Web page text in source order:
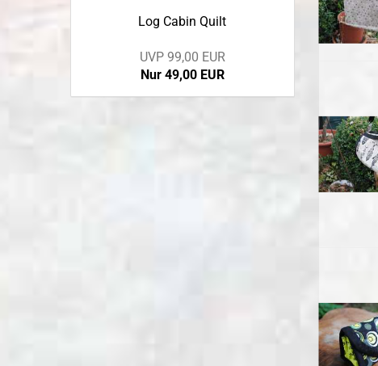
Log Cabin Quilt
UVP 99,00 EUR
Nur 49,00 EUR